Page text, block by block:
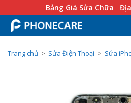
Bảng Giá Sửa Chữa
Trang chủ > Sửa Điện Thoại > Sửa